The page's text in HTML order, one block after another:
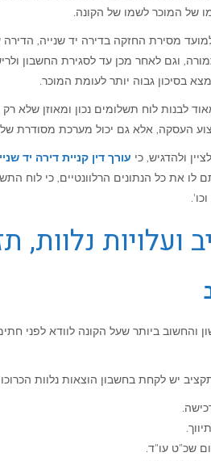
של המוכר לשמו של הקונה.
מסירת החזקה בדירה יד שנייה,
וגם לאחר מכן עד לסגירת החשבון
בסיכון גבוה יותר לעומת המוכר.
לבנות לוח תשלומים נכון ומאוזן שלא
העסקה, אלא גם יכול מערכת מסודרת
ולהדגיש, כי עורך דין קניית דירה יד
לו את כל הנתונים הרלוונטיים, כי לוח
ועלויות נלוות,
והחשוב ביותר שעל הקונה לוודא לפני
יש לקחת בחשבון הוצאות נלוות הכרוכות
שכ"ט עו"ד.